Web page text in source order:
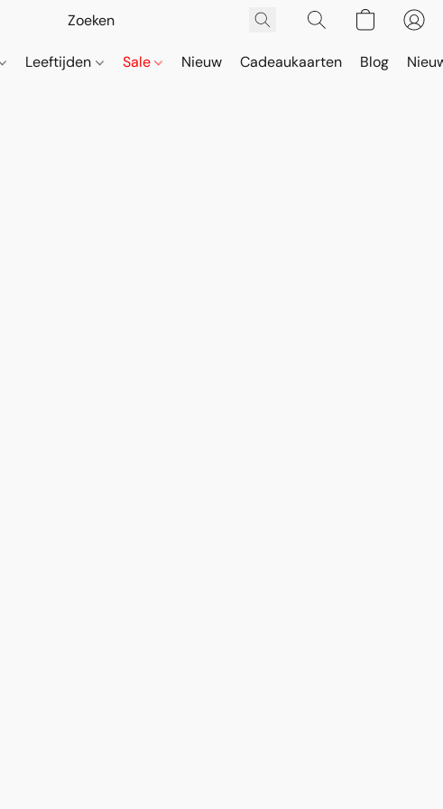
Leeftijden Sale Nieuw Cadeaukaarten Blog